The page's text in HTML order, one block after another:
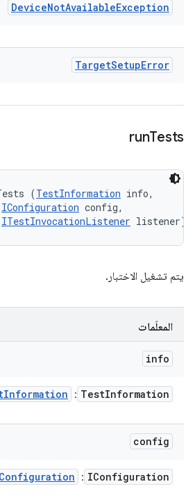
DeviceNotAvailableException
TargetSetupError
runTests
(TestInformation info,
IConfiguration config,
ITestInvocationListener listener)
يتم تشغيل الاختبار.
المعلَمات
info
TestInformation
:
Information
config
IConfiguration
: